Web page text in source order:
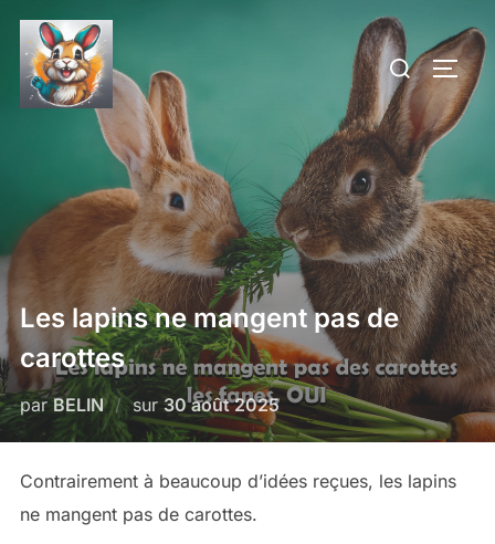
Aller
contenu
Rechercher :
Les lapins ne mangent pas de
carottes
parBELIN sur Publié
le
30 août 2025
Contrairement à beaucoup d’idées reçues, les lapins
ne mangent pas de carottes.